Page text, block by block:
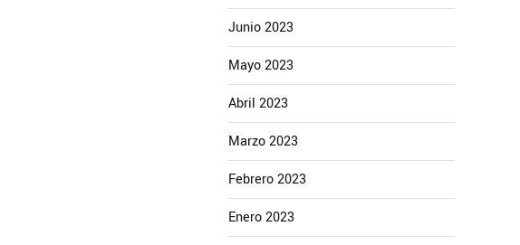
Junio 2023
Mayo 2023
Abril 2023
Marzo 2023
Febrero 2023
Enero 2023